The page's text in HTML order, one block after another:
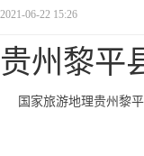
2021-06-22 15:26
贵州黎平
国家旅游地理贵州黎